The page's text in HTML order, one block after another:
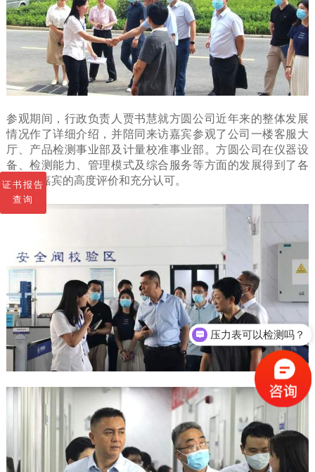
参观期间，行政负责人贾书慧就方圆公司近年来的整体发展
情况作了详细介绍，并陪同来访嘉宾参观了公司一楼客服大
厅、产品检测事业部及计量校准事业部。方圆公司在仪器设
备、检测能力、管理模式及综合服务等方面的发展得到了各
位来访嘉宾的高度评价和充分认可。
证书报告
查询
压力表可以检测吗？
ISO三体系是怎么收费的呢？